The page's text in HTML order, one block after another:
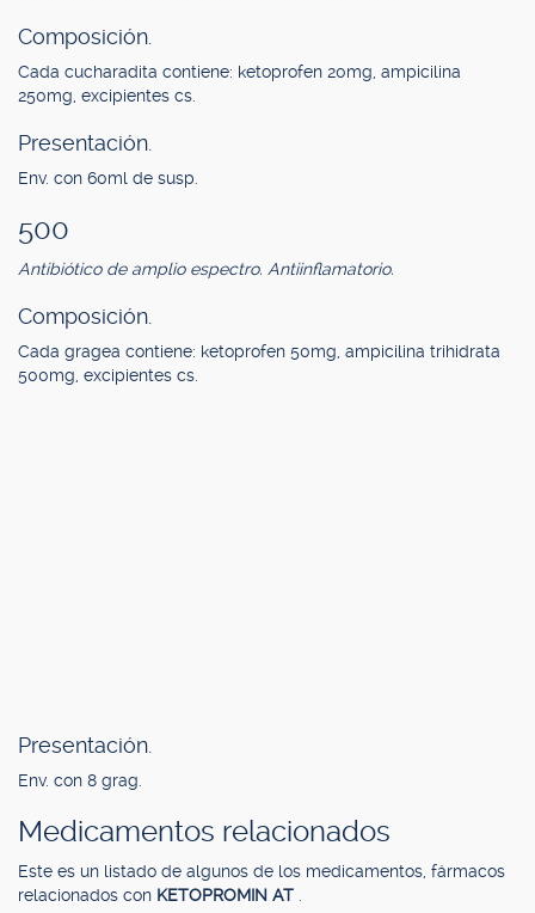
Composición.
Cada cucharadita contiene: ketoprofen 20mg, ampicilina
250mg, excipientes cs.
Presentación.
Env. con 60ml de susp.
500
Antibiótico de amplio espectro. Antiinflamatorio.
Composición.
Cada gragea contiene: ketoprofen 50mg, ampicilina trihidrata
500mg, excipientes cs.
Presentación.
Env. con 8 grag.
Medicamentos relacionados
Este es un listado de algunos de los medicamentos, fármacos
relacionados con KETOPROMIN AT